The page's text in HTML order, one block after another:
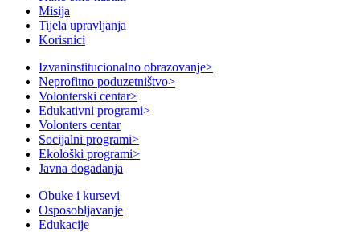
Misija
Tijela upravljanja
Korisnici
Izvaninstitucionalno obrazovanje>
Neprofitno poduzetništvo>
Volonterski centar>
Edukativni programi>
Volonters centar
Socijalni programi>
Ekološki programi>
Javna događanja
Obuke i kursevi
Osposobljavanje
Edukacije